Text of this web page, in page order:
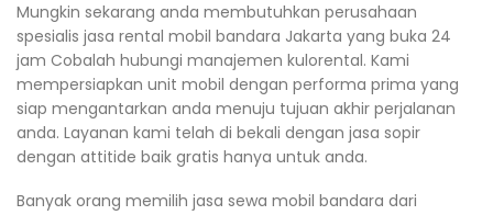
Mungkin sekarang anda membutuhkan perusahaan
spesialis jasa rental mobil bandara Jakarta yang buka 24
jam Cobalah hubungi manajemen kulorental. Kami
mempersiapkan unit mobil dengan performa prima yang
siap mengantarkan anda menuju tujuan akhir perjalanan
anda. Layanan kami telah di bekali dengan jasa sopir
dengan attitide baik gratis hanya untuk anda.
Banyak orang memilih jasa sewa mobil bandara dari